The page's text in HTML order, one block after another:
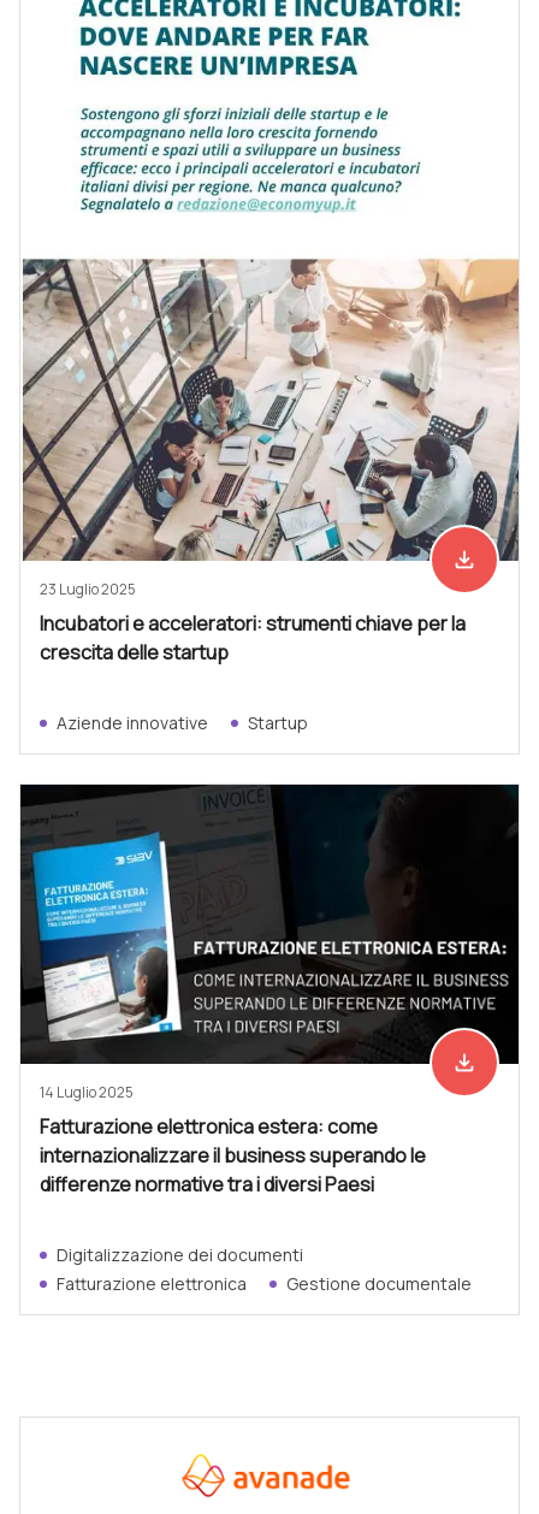
Scarica
file_download
23 Luglio 2025
Incubatori e acceleratori: strumenti chiave per la
crescita delle startup
Aziende innovative Startup
Scarica
file_download
14 Luglio 2025
Fatturazione elettronica estera: come
internazionalizzare il business superando le
differenze normative tra i diversi Paesi
Digitalizzazione dei documenti
Fatturazione elettronica
Gestione documentale